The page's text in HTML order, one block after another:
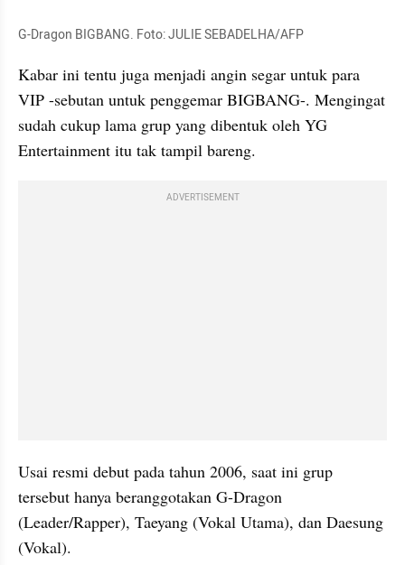
G-Dragon BIGBANG. Foto: JULIE SEBADELHA/AFP
Kabar ini tentu juga menjadi angin segar untuk para
VIP -sebutan untuk penggemar BIGBANG-. Mengingat
sudah cukup lama grup yang dibentuk oleh YG
Entertainment itu tak tampil bareng.
ADVERTISEMENT
Usai resmi debut pada tahun 2006, saat ini grup
tersebut hanya beranggotakan G-Dragon
(Leader/Rapper), Taeyang (Vokal Utama), dan Daesung
(Vokal).